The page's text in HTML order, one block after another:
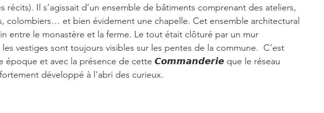
récits). Il s’agissait d’un ensemble de bâtiments comprenant des ateliers,
colombiers… et bien évidement une chapelle. Cet ensemble architectural
entre le monastère et la ferme. Le tout était clôturé par un mur
vestiges sont toujours visibles sur les pentes de la commune.  C’est
époque et avec la présence de cette 𝘾𝙤𝙢𝙢𝙖𝙣𝙙𝙚𝙧𝙞𝙚 que le réseau
développé à l'abri des curieux.